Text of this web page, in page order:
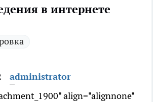
в интернете
administrator
align="alignnone"